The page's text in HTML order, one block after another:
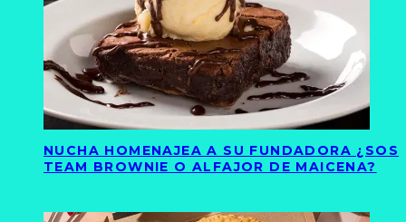
NUCHA HOMENAJEA A SU FUNDADORA ¿SOS
TEAM BROWNIE O ALFAJOR DE MAICENA?